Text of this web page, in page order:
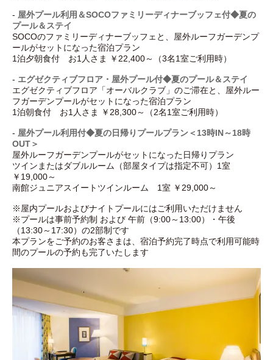
- 屋外プール利用＆SOCOファミリーディナーブッフェ付◆夏の
プール＆ステイ
SOCOのファミリーディナーブッフェと、屋外ルーフガーデンプ
ールがセットになった宿泊プラン
1泊夕朝食付 お1人さま ￥22,400～（3名1室ご利用時）
- エグゼクティブフロア・屋外プール付◆夏のプール＆ステイ
エグゼクティブフロア「オーバルクラブ」のご滞在と、屋外ルー
フガーデンプールがセットになった宿泊プラン
1泊朝食付 お1人さま ￥28,300～（2名1室ご利用時）
- 屋外プール利用付◆夏の日帰りプールプラン＜13時IN～18時
OUT＞
屋外ルーフガーデンプールがセットになった日帰りプラン
ツインまたはダブルルーム（部屋タイプは指定不可）1室
￥19,000～
南館ジュニアスイートツインルーム 1室 ￥29,000～
※屋内プールおよびナイトプールにはご利用いただけません
※プールは事前予約制 および 午前（9:00～13:00）・午後
（13:30～17:30）の2部制です
本プランをご予約のお客さまは、宿泊予約完了時点で利用可能時
間のプールの予約も完了いたします